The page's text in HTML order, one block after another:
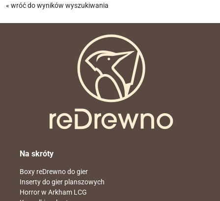
« wróć do wyników wyszukiwania
Na skróty
Boxy reDrewno do gier
Inserty do gier planszowych
Horror w Arkham LCG